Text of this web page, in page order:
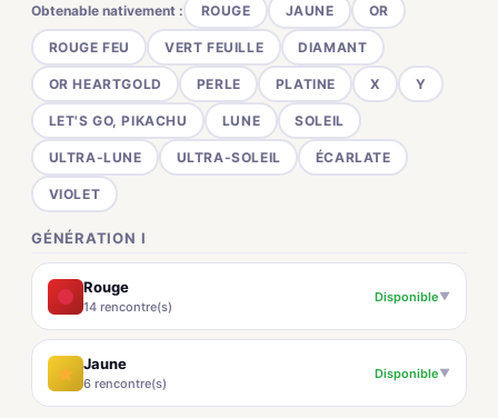
Obtenable nativement : ROUGE JAUNE OR
ROUGE FEU VERT FEUILLE DIAMANT
OR HEARTGOLD PERLE PLATINE X Y
LET'S GO, PIKACHU LUNE SOLEIL
ULTRA-LUNE ULTRA-SOLEIL ÉCARLATE
VIOLET
GÉNÉRATION I
Rouge
14 rencontre(s)
Disponible▼
Jaune
6 rencontre(s)
Disponible▼